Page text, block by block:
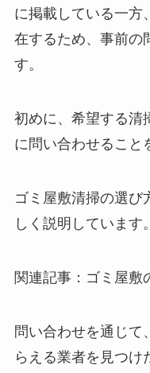
に掲載している一方
在するため、事前の
す。
初めに、希望する清
に問い合わせること
ゴミ屋敷清掃の選び
しく説明しています。
関連記事：ゴミ屋敷
問い合わせを通じて
らえる業者を見つけ